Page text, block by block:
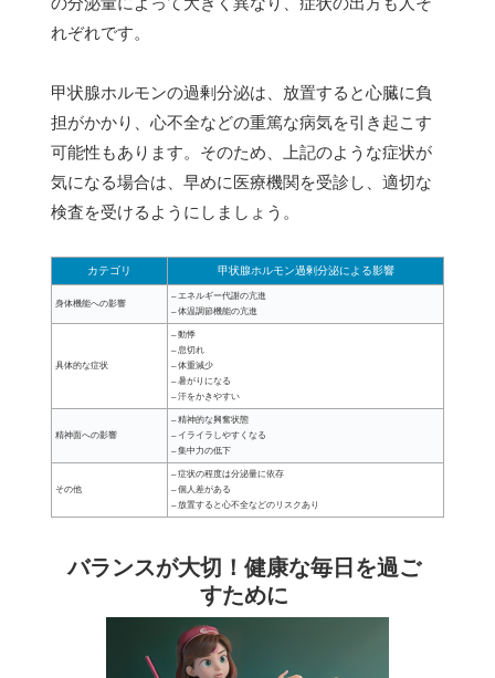
れぞれです。
甲状腺ホルモンの過剰分泌は、放置すると心臓に負
担がかかり、心不全などの重篤な病気を引き起こす
可能性もあります。そのため、上記のような症状が
気になる場合は、早めに医療機関を受診し、適切な
検査を受けるようにしましょう。
カテゴリ 甲状腺ホルモン過剰分泌による影響
身体機能への影響
– エネルギー代謝の亢進
– 体温調節機能の亢進
具体的な症状
– 動悸
– 息切れ
– 体重減少
– 暑がりになる
– 汗をかきやすい
精神面への影響
– 精神的な興奮状態
– イライラしやすくなる
– 集中力の低下
その他
– 症状の程度は分泌量に依存
– 個人差がある
– 放置すると心不全などのリスクあり
バランスが大切！健康な毎日を過ご
すために